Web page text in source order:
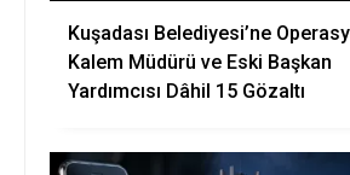
Kuşadası Belediyesi’ne
Kalem Müdürü ve Eski Başkan
Yardımcısı Dâhil 15 Gözaltı